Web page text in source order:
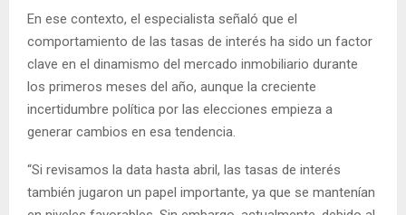
En ese contexto, el especialista señaló que el
comportamiento de las tasas de interés ha sido un factor
clave en el dinamismo del mercado inmobiliario durante
los primeros meses del año, aunque la creciente
incertidumbre política por las elecciones empieza a
generar cambios en esa tendencia.
“Si revisamos la data hasta abril, las tasas de interés
también jugaron un papel importante, ya que se mantenían